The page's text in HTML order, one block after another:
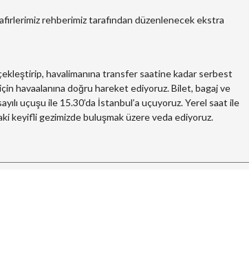
rehberimiz tarafından düzenlenecek ekstra
havalimanına transfer saatine kadar serbest
havaalanına doğru hareket ediyoruz. Bilet, bagaj ve
uçuşu ile 15.30’da İstanbul’a uçuyoruz. Yerel saat ile
keyifli gezimizde buluşmak üzere veda ediyoruz.